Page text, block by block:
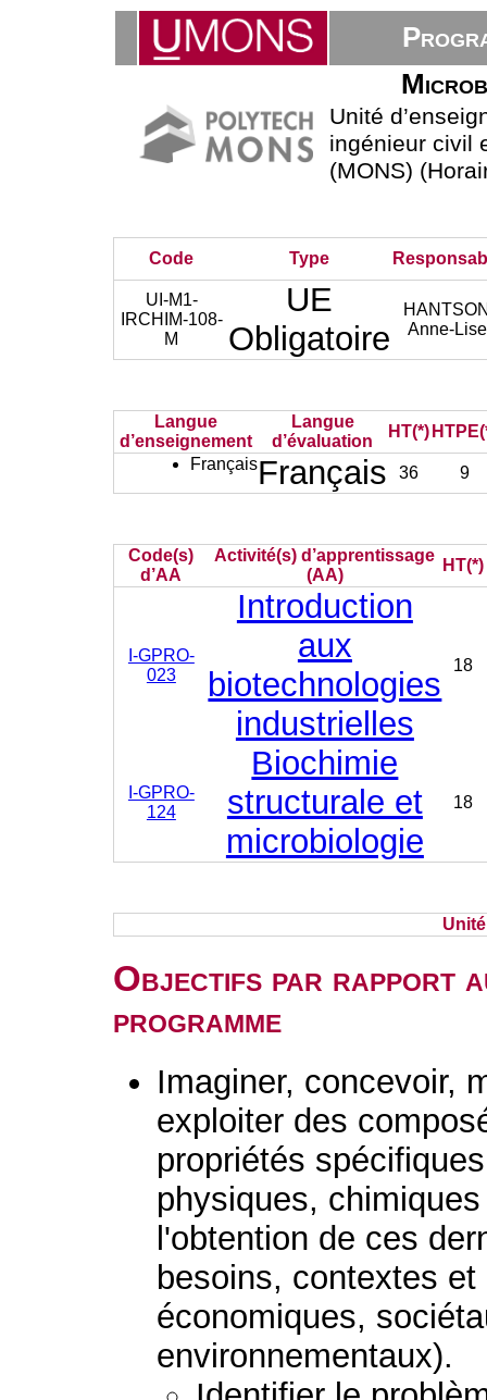
Unité
ingénieur civil
(MONS)
Code Type
UI-M1-
IRCHIM-108-
M
UE
Obligatoire
Anne-Lise
Langue
d’enseignement
Langue
d’évaluation
HT(*)
FrançaisFrançais 36 9
Code(s)
d’AA
Activité(s) d’apprentissage
(AA)
HT(*)
I-GPRO-
023
Introduction
aux
biotechnologies
industrielles
18
I-GPRO-
124
Biochimie
structurale et
microbiologie
18
Objectifs par rapport
programme
Imaginer, concevoir,
exploiter des
propriétés
physiques,
l'obtention de ces
besoins, contextes
économiques,
environnementaux).